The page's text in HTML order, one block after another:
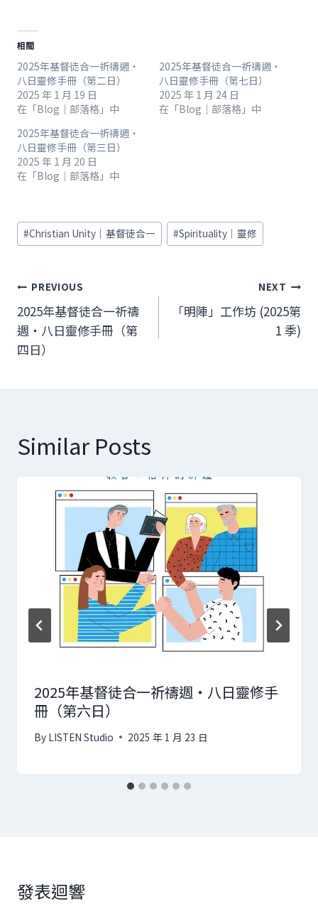
相關
2025年基督徒合一祈禱週‧
八日靈修手冊（第二日）
2025 年 1 月 19 日
在「Blog｜部落格」中
2025年基督徒合一祈禱週‧
八日靈修手冊（第七日）
2025 年 1 月 24 日
在「Blog｜部落格」中
2025年基督徒合一祈禱週‧
八日靈修手冊（第三日）
2025 年 1 月 20 日
在「Blog｜部落格」中
Post
Tags:
#Christian Unity｜基督徒合一 #Spirituality｜靈修
文
章
導
PREVIOUS
2025年基督徒合一祈禱
週‧八日靈修手冊（第
四日）
NEXT
「明陣」工作坊 (2025第
1 季)
Similar Posts
2025年基督徒合一祈禱週‧八日靈修手
冊（第六日）
By LISTEN Studio 2025 年 1 月 23 日
發表迴響